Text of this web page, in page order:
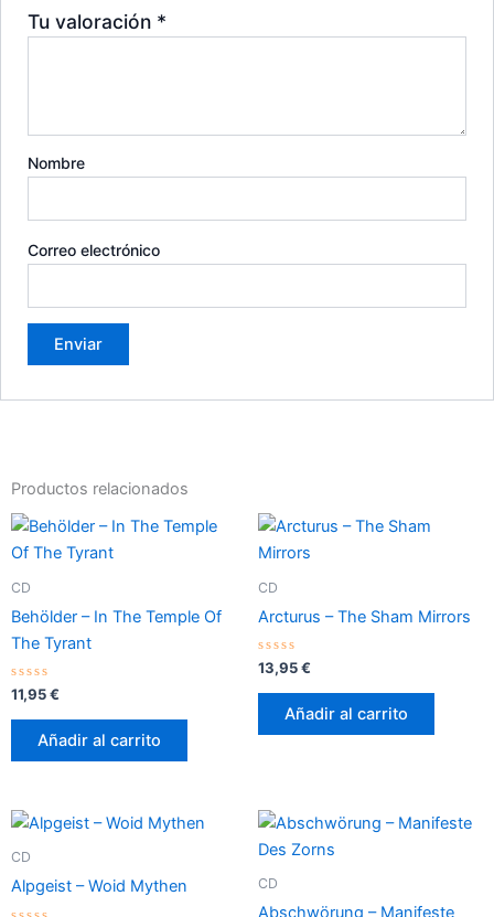
Tu valoración *
Nombre
Correo electrónico
Productos relacionados
CD
Behölder – In The Temple Of
The Tyrant
Valorado
con
0
11,95€
Añadir al carrito
CD
Arcturus – The Sham Mirrors
Valorado
con
0
13,95€
Añadir al carrito
CD
Alpgeist – Woid Mythen CD